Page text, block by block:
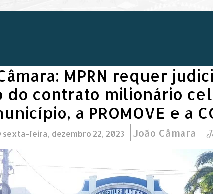
MPRN requer
do contrato milionário
a PROMOVE e a
sexta-feira, dezembro 22, 2023 João Câmara